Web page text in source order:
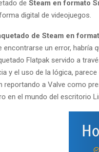
de Steam en formato
digital de videojuegos.
de Steam en
encontrarse un error, habría
Flatpak servido a
y el uso de la lógica,
reportando a Valve como
en el mundo del escritorio